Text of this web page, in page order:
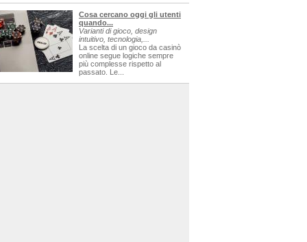
Cosa cercano oggi gli utenti
quando...
Varianti di gioco, design
intuitivo, tecnologia,...
La scelta di un gioco da casinò
online segue logiche sempre
più complesse rispetto al
passato. Le...